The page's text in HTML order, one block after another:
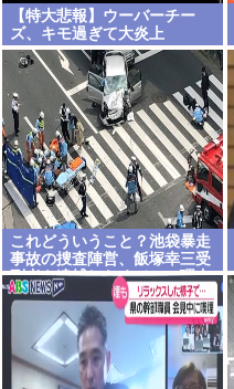
【特大悲報】ウーバーチー
ズ、キモ過ぎて大炎上
これどういうこと？池袋暴走
事故の捜査陣営、飯塚幸三受
刑者を逮捕しなくていい理由
を考えるために1000ページも
の法解釈書を読んでた模様…
自民議員からも圧力